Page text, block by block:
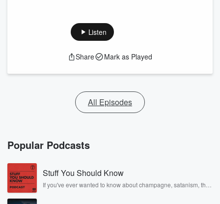
Listen
Share Mark as Played
All Episodes
Popular Podcasts
Stuff You Should Know
If you've ever wanted to know about champagne, satanism, the